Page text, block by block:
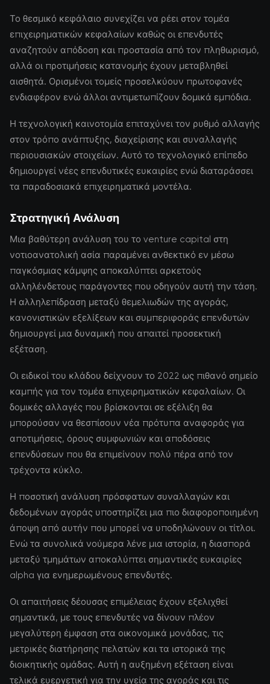
Το θεσμικό κεφάλαιο συνεχίζει να ρέει στον τομέα
επιχειρηματικών κεφαλαίων καθώς οι επενδυτές
αναζητούν απόδοση και προστασία από τον πληθωρισμό,
αλλά οι προτιμήσεις κατανομής έχουν μεταβληθεί
αισθητά. Ορισμένοι τομείς προσελκύουν πρωτοφανές
ενδιαφέρον ενώ άλλοι αντιμετωπίζουν δομικά εμπόδια.
Η τεχνολογική καινοτομία επιταχύνει τον ρυθμό αλλαγής
στον τρόπο ανάπτυξης, διαχείρισης και συναλλαγής
περιουσιακών στοιχείων. Αυτό το τεχνολογικό επίπεδο
δημιουργεί νέες επενδυτικές ευκαιρίες ενώ διαταράσσει
τα παραδοσιακά επιχειρηματικά μοντέλα.
Στρατηγική Ανάλυση
Μια βαθύτερη ανάλυση του το venture capital στη
νοτιοανατολική ασία παραμένει ανθεκτικό εν μέσω
παγκόσμιας κάμψης αποκαλύπτει αρκετούς
αλληλένδετους παράγοντες που οδηγούν αυτή την τάση.
Η αλληλεπίδραση μεταξύ θεμελιωδών της αγοράς,
κανονιστικών εξελίξεων και συμπεριφοράς επενδυτών
δημιουργεί μια δυναμική που απαιτεί προσεκτική
εξέταση.
Οι ειδικοί του κλάδου δείχνουν το 2022 ως πιθανό σημείο
καμπής για τον τομέα επιχειρηματικών κεφαλαίων. Οι
δομικές αλλαγές που βρίσκονται σε εξέλιξη θα
μπορούσαν να θεσπίσουν νέα πρότυπα αναφοράς για
αποτιμήσεις, όρους συμφωνιών και αποδόσεις
επενδύσεων που θα επιμείνουν πολύ πέρα από τον
τρέχοντα κύκλο.
Η ποσοτική ανάλυση πρόσφατων συναλλαγών και
δεδομένων αγοράς υποστηρίζει μια πιο διαφοροποιημένη
άποψη από αυτήν που μπορεί να υποδηλώνουν οι τίτλοι.
Ενώ τα συνολικά νούμερα λένε μια ιστορία, η διασπορά
μεταξύ τμημάτων αποκαλύπτει σημαντικές ευκαιρίες
alpha για ενημερωμένους επενδυτές.
Οι απαιτήσεις δέουσας επιμέλειας έχουν εξελιχθεί
σημαντικά, με τους επενδυτές να δίνουν πλέον
μεγαλύτερη έμφαση στα οικονομικά μονάδας, τις
μετρικές διατήρησης πελατών και τα ιστορικά της
διοικητικής ομάδας. Αυτή η αυξημένη εξέταση είναι
τελικά ευεργετική για την υγεία της αγοράς και τις